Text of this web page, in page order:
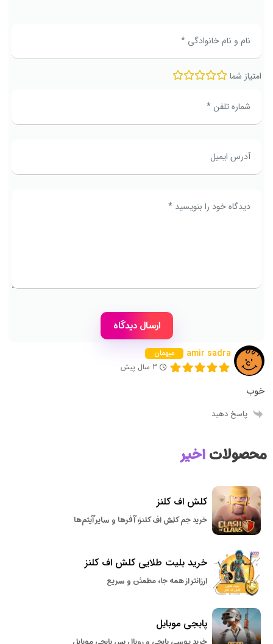
امتیاز شما
amir sadra
میهمان
3 سال پیش
خوب
پاسخ دهید
محصولاتاخیر
کلش اف کلنز
خرید جم کلش اف کلنز، آفرها و سایر آیتم‌ها
خرید بلیت طلایی کلش اف کلنز
ارزانتر از همه جا، مطمئن و سریع
پابجی موبایل